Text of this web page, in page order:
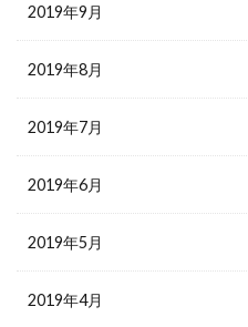
2019年9月
2019年8月
2019年7月
2019年6月
2019年5月
2019年4月